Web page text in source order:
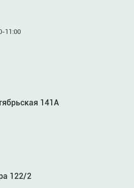
11:00
141А
122/2